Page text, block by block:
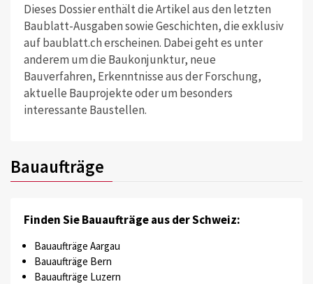
Dieses Dossier enthält die Artikel aus den letzten
Baublatt-Ausgaben sowie Geschichten, die exklusiv
auf baublatt.ch erscheinen. Dabei geht es unter
anderem um die Baukonjunktur, neue
Bauverfahren, Erkenntnisse aus der Forschung,
aktuelle Bauprojekte oder um besonders
interessante Baustellen.
Bauaufträge
Finden Sie Bauaufträge aus der Schweiz:
Bauaufträge Aargau
Bauaufträge Bern
Bauaufträge Luzern